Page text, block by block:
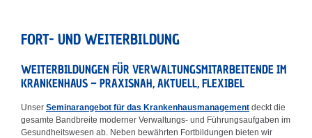
FORT- UND WEITERBILDUNG
WEITERBILDUNGEN FÜR VERWALTUNGSMITARBEITENDE IM
KRANKENHAUS – PRAXISNAH, AKTUELL, FLEXIBEL
Unser Seminarangebot für das Krankenhausmanagement deckt die
gesamte Bandbreite moderner Verwaltungs- und Führungsaufgaben im
Gesundheitswesen ab. Neben bewährten Fortbildungen bieten wir